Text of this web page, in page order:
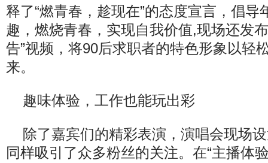
释了“燃青春，趁现在”的态度宣言，倡导
趣，燃烧青春，实现自我价值,现场还发
告”视频，将90后求职者的特色形象以轻
来。
趣味体验，工作也能玩出彩
除了嘉宾们的精彩表演，演唱会现场
同样吸引了众多粉丝的关注。在“主播体